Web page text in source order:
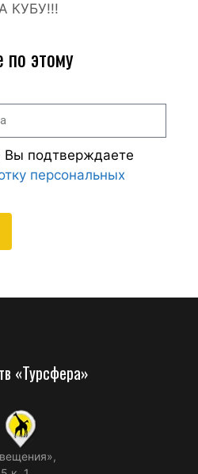
КУБУ!!!
по этому
Вы подтверждаете
персональных
«Турсфера»